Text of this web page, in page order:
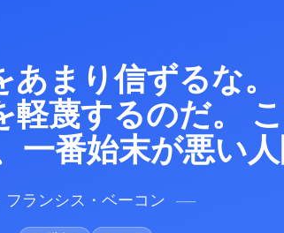
あまり信ずるな
軽蔑するのだ。
一番始末が悪い
フランシス・ベーコン ──